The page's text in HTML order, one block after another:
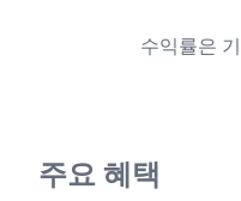
수익률은
주요 혜택